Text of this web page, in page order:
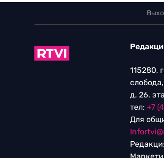
115280,
слобода,
д. 26,
тел: +7
Для